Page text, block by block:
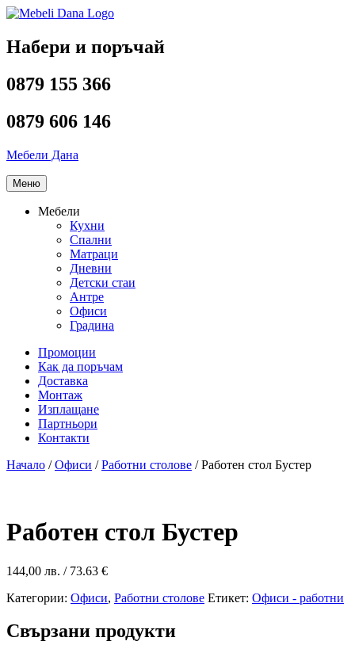
Напред
съдържанието
Набери и поръчай
0879 155 366
0879 606 146
Мебели Дана
Меню
Мебели
Кухни
Спални
Матраци
Дневни
Детски стаи
Антре
Офиси
Градина
Промоции
Как да поръчам
Доставка
Монтаж
Изплащане
Партньори
Контакти
Начало /Офиси /Работни столове / Работен стол Бустер
Работен стол Бустер
144,00 лв. / 73.63 €
Категории: Офиси, Работни столове Етикет: Офиси - работни
Свързани продукти